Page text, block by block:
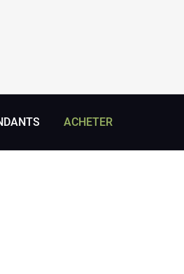
ACHETER